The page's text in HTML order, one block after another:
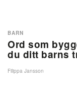
Ord som
du ditt barns
BARN
Filippa Jansson